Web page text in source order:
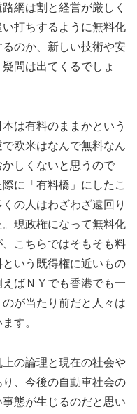
網は割と経営が厳しく
打ちするように無料化
のか、新しい技術や安
問は出てくるでしょ
は有料のままかという
欧米はなんで無料なん
しくないと思うので
に「有料橋」にしたこ
の人はわざわざ遠回り
現政権になって無料化
こちらではそもそも料
いう既得権に近いもの
ばＮＹでも香港でも一
が当たり前だと人々は
す。
の論理と現在の社会や
、今後の自動車社会の
態が生じるのだと思い